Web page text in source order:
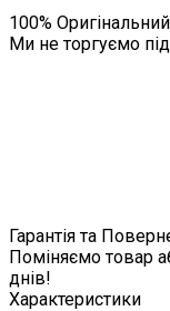
100%
Ми не торгуємо
Гарантія та
Поміняємо товар
днів!
Характеристики